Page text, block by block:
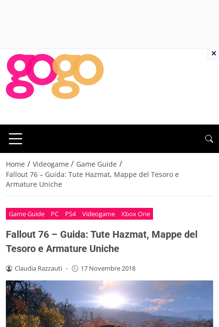
Home / Videogame / Game Guide /
Fallout 76 – Guida: Tute Hazmat, Mappe del Tesoro e
Armature Uniche
Game Guide PC PS4 Videogame Xbox One
Fallout 76 – Guida: Tute Hazmat, Mappe del
Tesoro e Armature Uniche
Claudia Razzauti - 17 Novembre 2018
×